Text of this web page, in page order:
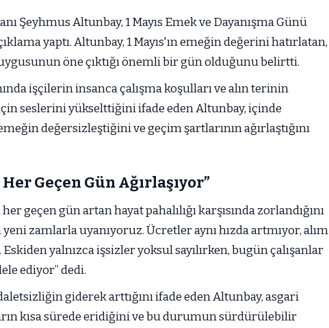
Şeyhmus Altunbay, 1 Mayıs Emek ve Dayanışma Günü
yaptı. Altunbay, 1 Mayıs'ın emeğin değerini hatırlatan,
öne çıktığı önemli bir gün olduğunu belirtti.
işçilerin insanca çalışma koşulları ve alın terinin
için seslerini yükselttiğini ifade eden Altunbay, içinde
değersizleştiğini ve geçim şartlarının ağırlaştığını
Geçen Gün Ağırlaşıyor”
geçen gün artan hayat pahalılığı karşısında zorlandığını
zamlarla uyanıyoruz. Ücretler aynı hızda artmıyor, alım
yalnızca işsizler yoksul sayılırken, bugün çalışanlar
ediyor” dedi.
giderek arttığını ifade eden Altunbay, asgari
kısa sürede eridiğini ve bu durumun sürdürülebilir